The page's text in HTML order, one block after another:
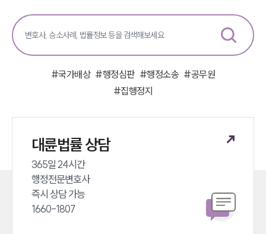
#국가배상 #행정심판 #행정소송 #공무원
#집행정지
대륜법률 상담
365일 24시간
행정전문변호사
즉시 상담 가능
1660-1807